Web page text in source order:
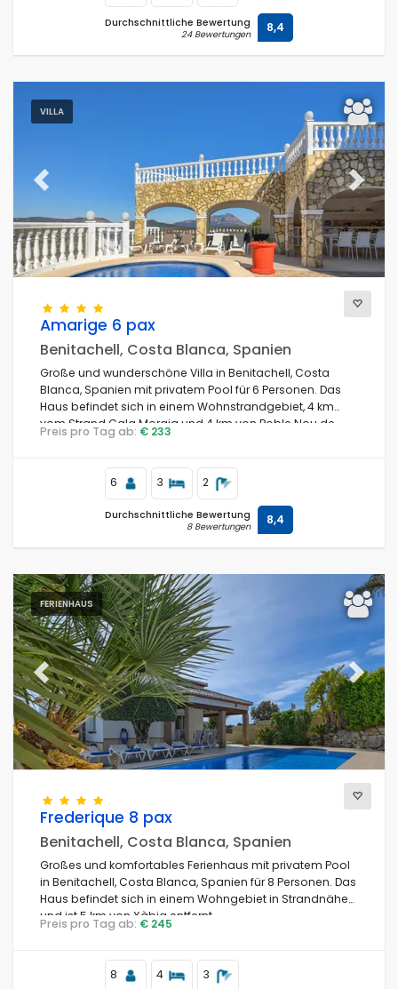
Durchschnittliche Bewertung
24 Bewertungen 8,4
VILLA
Previous Next
Amarige 6 pax
Benitachell, Costa Blanca, Spanien
Große und wunderschöne Villa in Benitachell, Costa
Blanca, Spanien mit privatem Pool für 6 Personen. Das
Haus befindet sich in einem Wohnstrandgebiet, 4 km
vom Strand Cala Moraig und 4 km von Poble Nou de
Benitachell entfernt.
Preis pro Tag ab: € 233
6 3 2
Durchschnittliche Bewertung
8 Bewertungen 8,4
FERIENHAUS
Previous Next
Frederique 8 pax
Benitachell, Costa Blanca, Spanien
Großes und komfortables Ferienhaus mit privatem Pool
in Benitachell, Costa Blanca, Spanien für 8 Personen. Das
Haus befindet sich in einem Wohngebiet in Strandnähe
und ist 5 km von Xàbia entfernt.
Preis pro Tag ab: € 245
8 4 3